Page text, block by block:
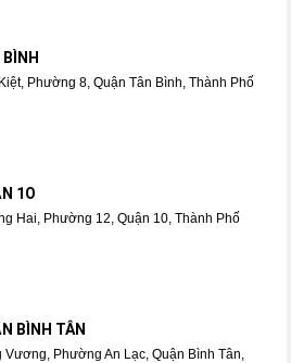
Phường 8, Quận Tân Bình, Thành Phố
1O
Hai, Phường 12, Quận 10, Thành Phố
BÌNH TÂN
Phường An Lạc, Quận Bình Tân,